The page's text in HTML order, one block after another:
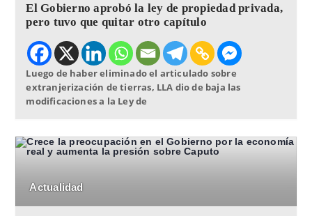
El Gobierno aprobó la ley de propiedad privada,
pero tuvo que quitar otro capítulo
Luego de haber eliminado el articulado sobre
extranjerización de tierras, LLA dio de baja las
modificaciones a la Ley de
Actualidad